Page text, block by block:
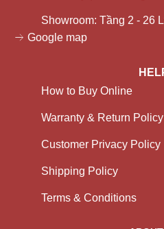
Showroom: Tầng 2 - 26
Google map
How to Buy Online
Warranty & Return Policy
Customer Privacy Policy
Shipping Policy
Terms & Conditions